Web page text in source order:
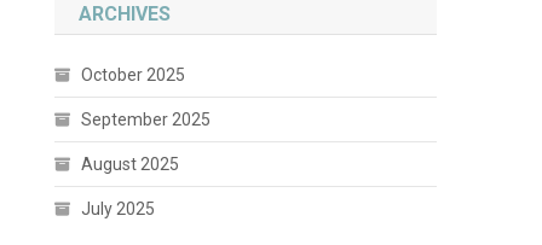
ARCHIVES
October 2025
September 2025
August 2025
July 2025